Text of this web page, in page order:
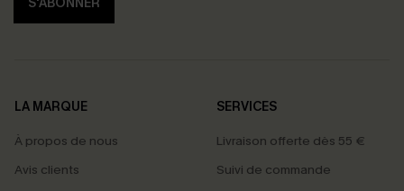
LA MARQUE
À propos de nous
Avis clients
SERVICES
Livraison offerte dès 55 €
Suivi de commande